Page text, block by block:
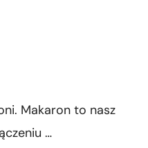
Makaron to nasz
…